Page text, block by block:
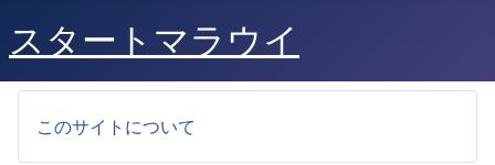
スタートマラウイ
このサイトについて